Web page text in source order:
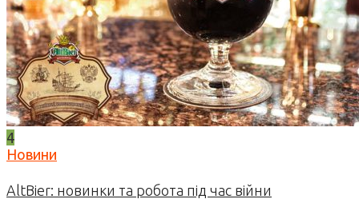
4
Новини
AltBier: новинки та робота під час війни